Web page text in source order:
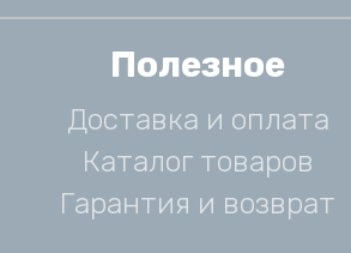
Полезное
Доставка и оплата
Каталог товаров
Гарантия и возврат